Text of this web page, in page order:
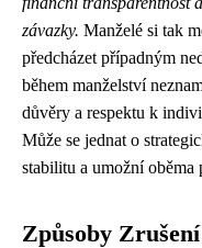
závazky. Manželé si tak
předcházet případným
během manželství
důvěry a respektu k
Může se jednat o
stabilitu a umožní oběma
Způsoby